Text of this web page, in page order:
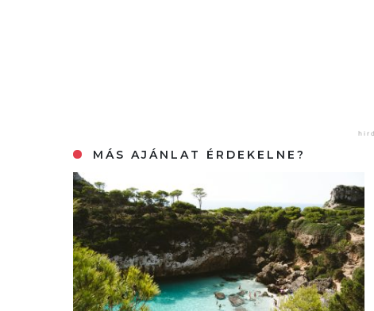
MÁS AJÁNLAT ÉRDEKELNE?